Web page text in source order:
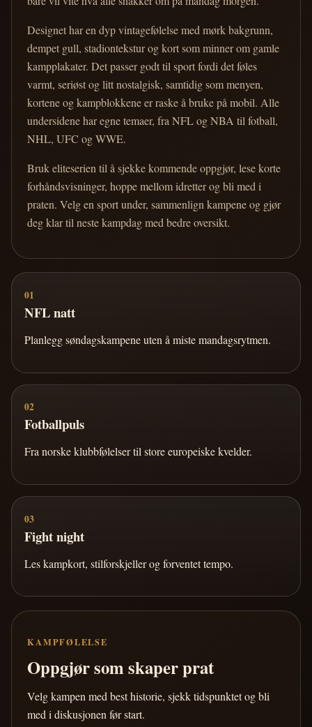
Designet har en dyp vintagefølelse med mørk bakgrunn,
dempet gull, stadiontekstur og kort som minner om gamle
kampplakater. Det passer godt til sport fordi det føles
varmt, seriøst og litt nostalgisk, samtidig som menyen,
kortene og kampblokkene er raske å bruke på mobil. Alle
undersidene har egne temaer, fra NFL og NBA til fotball,
NHL, UFC og WWE.
Bruk eliteserien til å sjekke kommende oppgjør, lese korte
forhåndsvisninger, hoppe mellom idretter og bli med i
praten. Velg en sport under, sammenlign kampene og gjør
deg klar til neste kampdag med bedre oversikt.
01
NFL natt
Planlegg søndagskampene uten å miste mandagsrytmen.
02
Fotballpuls
Fra norske klubbfølelser til store europeiske kvelder.
03
Fight night
Les kampkort, stilforskjeller og forventet tempo.
KAMPFØLELSE
Oppgjør som skaper prat
Velg kampen med best historie, sjekk tidspunktet og bli
med i diskusjonen før start.